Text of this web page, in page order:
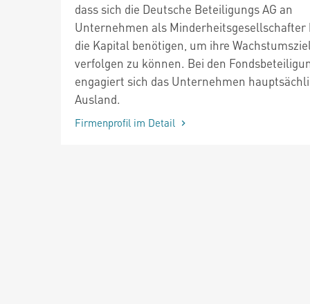
dass sich die Deutsche Beteiligungs AG an
Unternehmen als Minderheitsgesellschafter
die Kapital benötigen, um ihre
verfolgen zu können. Bei den
engagiert sich das Unternehmen
Ausland.
Firmenprofil im Detail